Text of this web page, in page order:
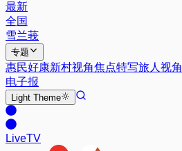
最新
全国
雪兰莪
专题
惠民好康新村视角焦点特写旅人视角
电子报
Light Theme
LiveTV